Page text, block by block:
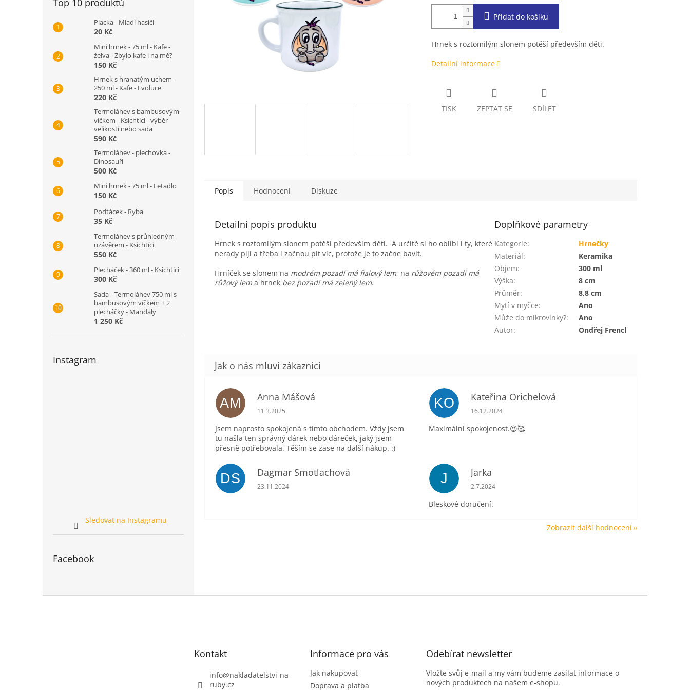
Top 10 produktů
Placka - Mladí hasiči
20 Kč
Mini hrnek - 75 ml - Kafe -
želva - Zbylo kafe i na mě?
150 Kč
Hrnek s hranatým uchem -
250 ml - Kafe - Evoluce
220 Kč
Termoláhev s bambusovým
víčkem - Ksichtíci - výběr
velikostí nebo sada
590 Kč
Termoláhev - plechovka -
Dinosauři
500 Kč
Mini hrnek - 75 ml - Letadlo
150 Kč
Podtácek - Ryba
35 Kč
Termoláhev s průhledným
uzávěrem - Ksichtíci
550 Kč
Plecháček - 360 ml - Ksichtíci
300 Kč
Sada - Termoláhev 750 ml s
bambusovým víčkem + 2
plecháčky - Mandaly
1 250 Kč
Instagram
Sledovat na Instagramu
Facebook
Přidat do košíku
Hrnek s roztomilým slonem potěší především děti.
Detailní informace
TISK ZEPTAT SE SDÍLET
Popis Hodnocení Diskuze
Detailní popis produktu
Hrnek s roztomilým slonem potěší především děti. A určitě si ho oblíbí i ty, které
nerady pijí a třeba i začnou pít víc, protože je to začne bavit.
Hrníček se slonem na modrém pozadí má fialový lem, na růžovém pozadí má
růžový lem a hrnek bez pozadí má zelený lem.
Doplňkové parametry
Kategorie:
Hrnečky
Materiál:
Keramika
Objem:
300 ml
Výška:
8 cm
Průměr:
8,8 cm
Mytí v myčce:
Ano
Může do mikrovlnky?:
Ano
Autor: Ondřej Frencl
AM Anna Mášová
Hodnocení obchodu je 5 z 5 hvězdiček.
11.3.2025
Jsem naprosto spokojená s tímto obchodem. Vždy jsem
tu našla ten správný dárek nebo dáreček, jaký jsem
přesně potřebovala. Těším se zase na další nákup. :)
KO Kateřina Orichelová
Hodnocení obchodu je 5 z 5 hvězdiček.
16.12.2024
Maximální spokojenost.😍🥰
DS Dagmar Smotlachová
Hodnocení obchodu je 5 z 5 hvězdiček.
23.11.2024
J Jarka
Hodnocení obchodu je 5 z 5 hvězdiček.
2.7.2024
Bleskové doručení.
Zobrazit další hodnocení
Kontakt
info@nakladatelstvi-na
ruby.cz
Informace pro vás
Jak nakupovat
Doprava a platba
Odebírat newsletter
Vložte svůj e-mail a my vám budeme zasílat informace o
nových produktech na našem e-shopu.